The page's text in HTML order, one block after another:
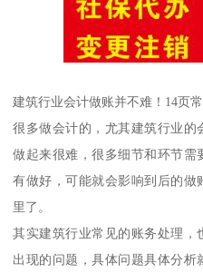
建筑行业会计做账并不难！14页
很多做会计的，尤其建筑行业的
做起来很难，很多细节和环节
有做好，可能就会影响到后的
里了。
其实建筑行业常见的账务处理
出现的问题，具体问题具体分